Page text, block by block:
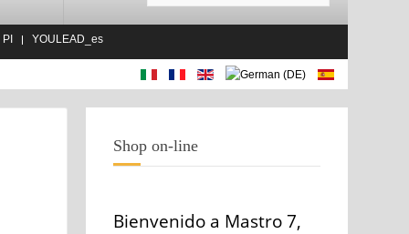
YOULEAD_es
Shop on-line
Bienvenido a Mastro 7,